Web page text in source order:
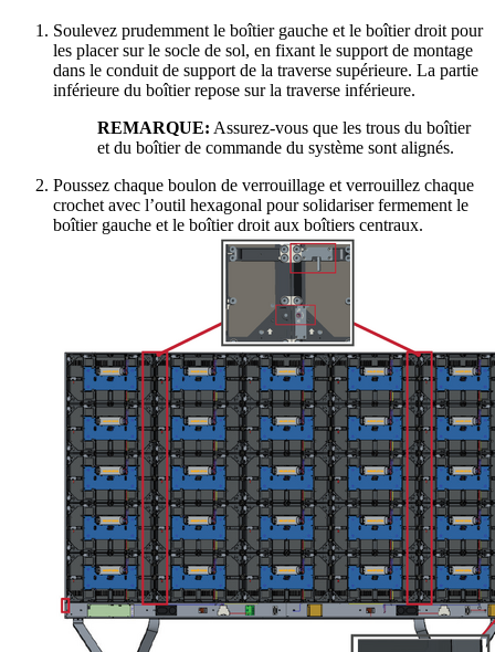
Soulevez prudemment le boîtier gauche et le boîtier droit pour
les placer sur le socle de sol, en fixant le support de montage
dans le conduit de support de la traverse supérieure. La partie
inférieure du boîtier repose sur la traverse inférieure.
REMARQUE: Assurez-vous que les trous du boîtier
et du boîtier de commande du système sont alignés.
Poussez chaque boulon de verrouillage et verrouillez chaque
crochet avec l’outil hexagonal pour solidariser fermement le
boîtier gauche et le boîtier droit aux boîtiers centraux.